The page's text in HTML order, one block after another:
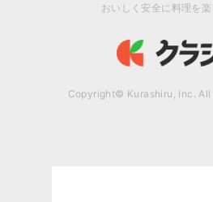
おいしく安全に料理を
Copyright© Kurashiru, Inc. All